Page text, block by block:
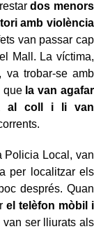
dos menors
amb violència
van passar cap
Mall. La víctima,
va trobar-se amb
quela van agafar
al coll i li van
Policia Local, van
per localitzar els
després. Quan
el telèfon mòbil i
ser lliurats als